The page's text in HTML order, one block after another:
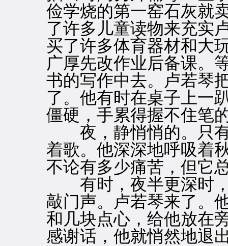
俭学烧的第一窑石灰就
了许多儿童读物来充实
买了许多体育器材和大
广厚先改作业后备课。
书的写作中去。卢若琴
了。他有时在桌子上一
僵硬，手累得握不住笔
夜，静悄悄的。只有
着歌。他深深地呼吸着
不论有多少痛苦，但它
有时，夜半更深时，
敲门声。卢若琴来了。
和几块点心，给他放在
感谢话，他就悄然地